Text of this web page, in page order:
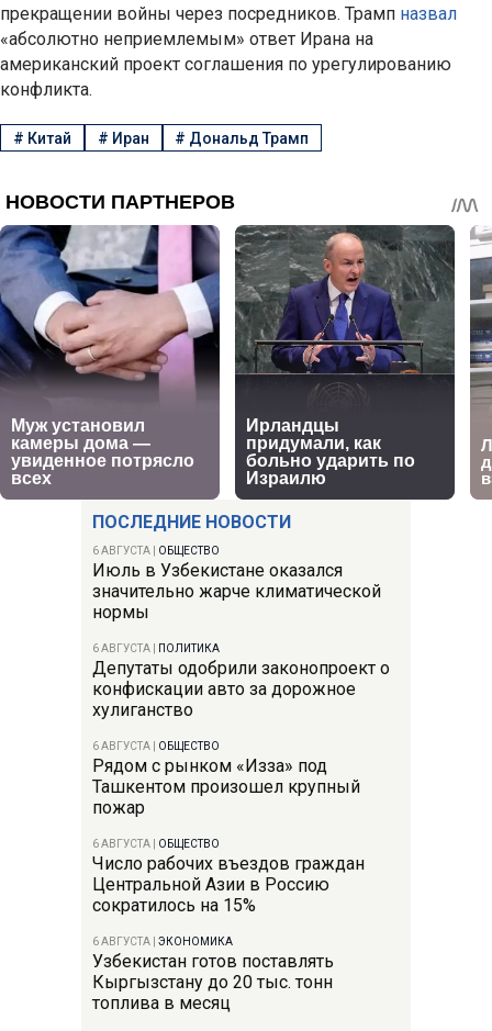
ПОСЛЕДНИЕ НОВОСТИ
6 АВГУСТА ОБЩЕСТВО
Июль в Узбекистане оказался
значительно жарче климатической
нормы
6 АВГУСТА ПОЛИТИКА
Депутаты одобрили законопроект о
конфискации авто за дорожное
хулиганство
6 АВГУСТА ОБЩЕСТВО
Рядом с рынком «Изза» под
Ташкентом произошел крупный
пожар
6 АВГУСТА ОБЩЕСТВО
Число рабочих въездов граждан
Центральной Азии в Россию
сократилось на 15%
6 АВГУСТА ЭКОНОМИКА
Узбекистан готов поставлять
Кыргызстану до 20 тыс. тонн
топлива в месяц
прекращении войны через посредников. Трамп назвал
«абсолютно неприемлемым» ответ Ирана на
американский проект соглашения по урегулированию
конфликта.
# Китай # Иран # Дональд Трамп